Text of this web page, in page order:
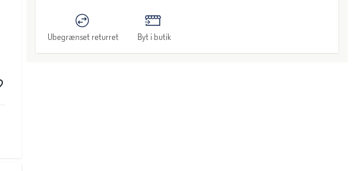
Ubegrænset returret Byt i butik